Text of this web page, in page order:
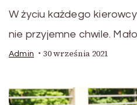
W życiu każdego
nie przyjemne chwile.
Admin 30 września 2021